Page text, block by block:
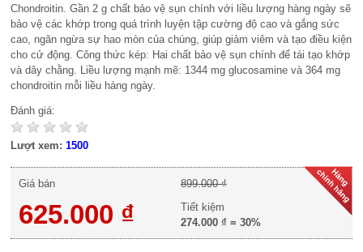
Chondroitin. Gần 2 g chất bảo vệ sụn chính với liều lượng hàng ngày sẽ
bảo vệ các khớp trong quá trình luyện tập cường độ cao và gắng sức
cao, ngăn ngừa sự hao mòn của chúng, giúp giảm viêm và tạo điều kiện
cho cử động. Công thức kép: Hai chất bảo vệ sụn chính để tái tạo khớp
và dây chằng. Liều lượng mạnh mẽ: 1344 mg glucosamine và 364 mg
chondroitin mỗi liều hàng ngày.
Đánh giá:
Lượt xem:1500
Giá bán
625.000 ₫
899.000 ₫
Tiết kiệm
274.000 ₫ = 30%